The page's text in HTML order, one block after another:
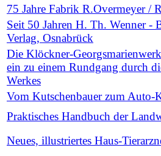
75 Jahre Fabrik R.Overmeyer /
Seit 50 Jahren H. Th. Wenner -
Verlag, Osnabrück
Die Klöckner-
ein zu einem Rundgang durch
Werkes
Vom Kutschenbauer zum Auto-
Praktisches Handbuch der
Neues, illustriertes Haus-